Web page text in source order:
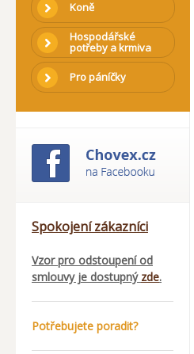
Koně
Hospodářské
potřeby a krmiva
Pro páníčky
Spokojení zákazníci
Vzor pro odstoupení od
smlouvy je dostupný zde.
Potřebujete poradit?